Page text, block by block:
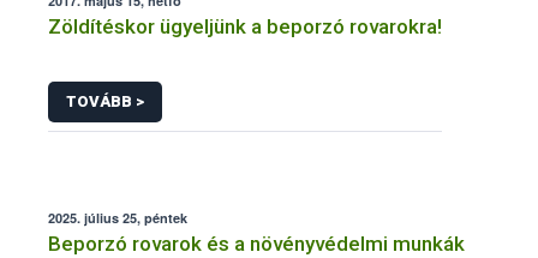
Zöldítéskor ügyeljünk a beporzó rovarokra!
TOVÁBB >
2025. július 25, péntek
Beporzó rovarok és a növényvédelmi munkák